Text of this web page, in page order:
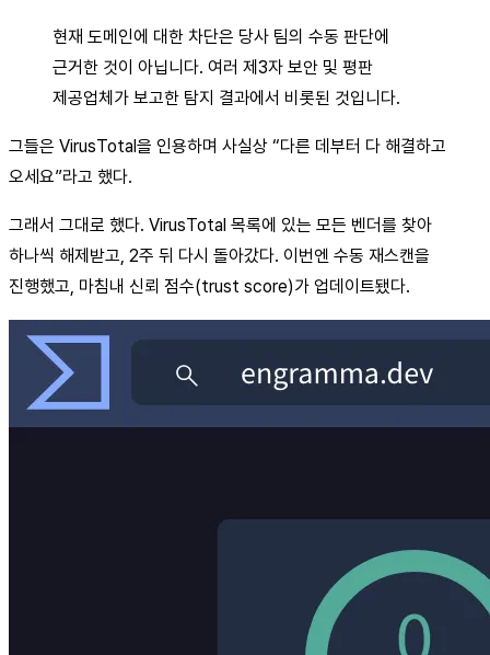
현재 도메인에 대한 차단은 당사 팀의 수동 판단에
근거한 것이 아닙니다. 여러 제3자 보안 및 평판
제공업체가 보고한 탐지 결과에서 비롯된 것입니다.
그들은 VirusTotal을 인용하며 사실상 “다른 데부터 다 해결하고
오세요”라고 했다.
그래서 그대로 했다. VirusTotal 목록에 있는 모든 벤더를 찾아
하나씩 해제받고, 2주 뒤 다시 돌아갔다. 이번엔 수동 재스캔을
진행했고, 마침내 신뢰 점수(trust score)가 업데이트됐다.